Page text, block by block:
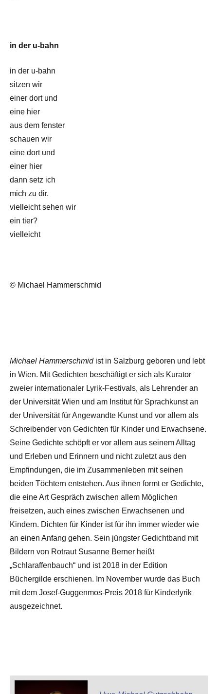
in der u-bahn
in der u-bahn
sitzen wir
einer dort und
eine hier
aus dem fenster
schauen wir
eine dort und
einer hier
dann setz ich
mich zu dir.
vielleicht sehen wir
ein tier?
vielleicht
© Michael Hammerschmid
Michael Hammerschmidist in Salzburg geboren und lebt
in Wien. Mit Gedichten beschäftigt er sich als Kurator
zweier internationaler Lyrik-Festivals, als Lehrender an
der Universität Wien und am Institut für Sprachkunst an
der Universität für Angewandte Kunst und vor allem als
Schreibender von Gedichten für Kinder und Erwachsene.
Seine Gedichte schöpft er vor allem aus seinem Alltag
und Erleben und Erinnern und nicht zuletzt aus den
Empfindungen, die im Zusammenleben mit seinen
beiden Töchtern entstehen. Aus ihnen formt er Gedichte,
die eine Art Gespräch zwischen allem Möglichen
freisetzen, auch eines zwischen Erwachsenen und
Kindern. Dichten für Kinder ist für ihn immer wieder wie
an einen Anfang gehen. Sein jüngster Gedichtband mit
Bildern von Rotraut Susanne Berner heißt
„Schlaraffenbauch“ und ist 2018 in der Edition
Büchergilde erschienen. Im November wurde das Buch
mit dem Josef-Guggenmos-Preis 2018 für Kinderlyrik
ausgezeichnet.